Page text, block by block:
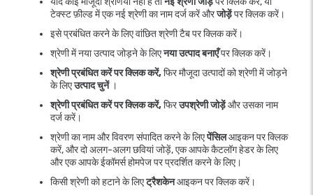
टेक्स्ट फ़ील्ड में एक नई श्रेणी का नाम दर्ज करें औरजोड़ेंपर क्लिक करें।
इसे प्रबंधित करने के लिए वांछित श्रेणी टैब पर क्लिक करें।
श्रेणी में नया उत्पाद जोड़ने के लिएनया उत्पाद बनाएँपर क्लिक करें।
श्रेणी प्रबंधित करें पर क्लिक करें,फिर मौजूदा उत्पादों को श्रेणी में जोड़ने
के लिएउत्पाद चुनें।
श्रेणी प्रबंधित करें पर क्लिक करें,फिरउपश्रेणी जोड़ेंऔर उसका नाम
दर्ज करें।
श्रेणी का नाम और विवरण संपादित करने के लिएपेंसिलआइकन पर क्लिक
करें, और दो अलग-अलग छवियां जोड़ें, एक आपके कैटलॉग हेडर के लिए
और एक आपके ईकॉमर्स होमपेज पर प्रदर्शित करने के लिए।
किसी श्रेणी को हटाने के लिएट्रैशकेनआइकन पर क्लिक करें।